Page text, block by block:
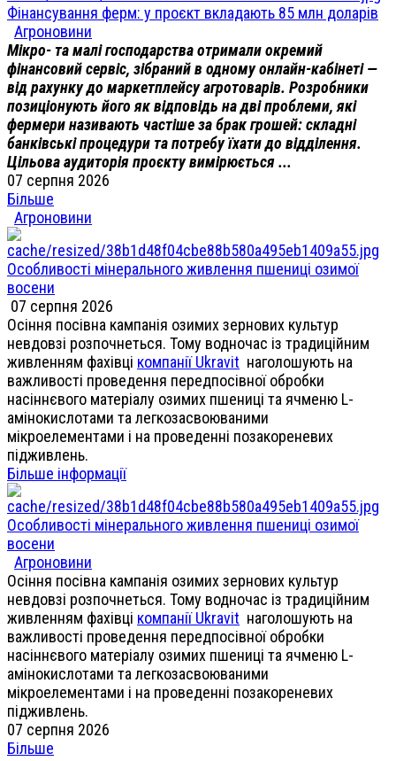
Фінансування ферм: у проєкт вкладають 85 млн доларів
Агроновини
Мікро- та малі господарства отримали окремий
фінансовий сервіс, зібраний в одному онлайн-кабінеті —
від рахунку до маркетплейсу агротоварів. Розробники
позиціонують його як відповідь на дві проблеми, які
фермери називають частіше за брак грошей: складні
банківські процедури та потребу їхати до відділення.
Цільова аудиторія проєкту вимірюється ...
07 серпня 2026
Більше
Агроновини
Особливості мінерального живлення пшениці озимої
восени
07 серпня 2026
Осіння посівна кампанія озимих зернових культур
невдовзі розпочнеться. Тому водночас із традиційним
живленням фахівці компанії Ukravit наголошують на
важливості проведення передпосівної обробки
насіннєвого матеріалу озимих пшениці та ячменю L-
амінокислотами та легкозасвоюваними
мікроелементами і на проведенні позакореневих
підживлень.
Більше інформації
Особливості мінерального живлення пшениці озимої
восени
Агроновини
Осіння посівна кампанія озимих зернових культур
невдовзі розпочнеться. Тому водночас із традиційним
живленням фахівці компанії Ukravit наголошують на
важливості проведення передпосівної обробки
насіннєвого матеріалу озимих пшениці та ячменю L-
амінокислотами та легкозасвоюваними
мікроелементами і на проведенні позакореневих
підживлень.
07 серпня 2026
Більше